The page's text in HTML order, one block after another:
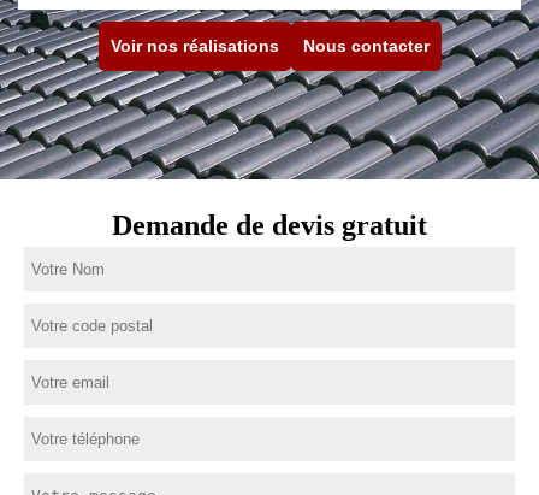
Voir nos réalisations Nous contacter
Demande de devis gratuit